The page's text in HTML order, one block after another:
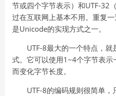
节或四个字节表示）和UTF-32
过在互联网上基本不用。重复
是Unicode的实现方式之一。
UTF-8最大的一个特点，
式。它可以使用1~4个字节表
而变化字节长度。
UTF-8的编码规则很简单，